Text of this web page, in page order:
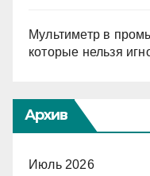
Мультиметр в
которые нельзя
Архив
Июль 2026